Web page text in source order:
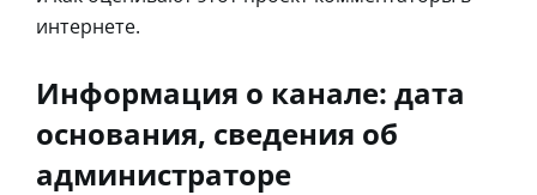
интернете.
Информация о канале: дата
основания, сведения об
администраторе